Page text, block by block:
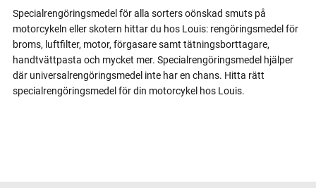
Specialrengöringsmedel för alla sorters oönskad smuts på
motorcykeln eller skotern hittar du hos Louis: rengöringsmedel för
broms, luftfilter, motor, förgasare samt tätningsborttagare,
handtvättpasta och mycket mer. Specialrengöringsmedel hjälper
där universalrengöringsmedel inte har en chans. Hitta rätt
specialrengöringsmedel för din motorcykel hos Louis.